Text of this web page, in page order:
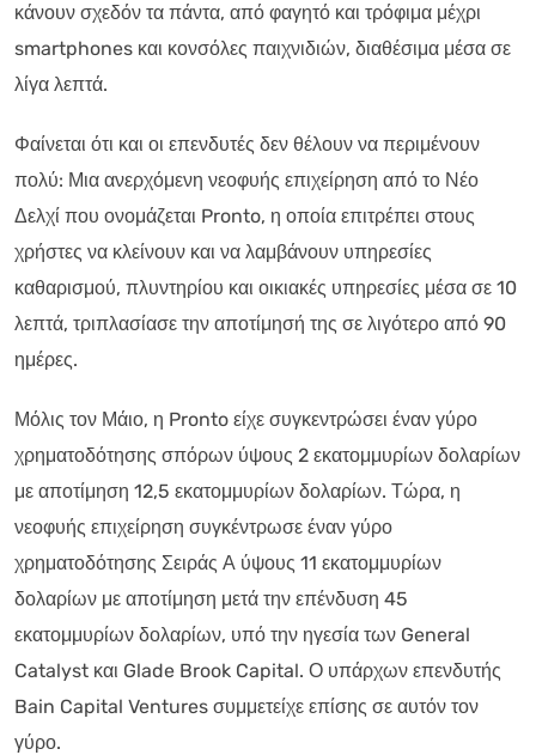
κάνουν σχεδόν τα πάντα, από φαγητό και τρόφιμα μέχρι
smartphones και κονσόλες παιχνιδιών, διαθέσιμα μέσα σε
λίγα λεπτά.
Φαίνεται ότι και οι επενδυτές δεν θέλουν να περιμένουν
πολύ: Μια ανερχόμενη νεοφυής επιχείρηση από το Νέο
Δελχί που ονομάζεται Pronto, η οποία επιτρέπει στους
χρήστες να κλείνουν και να λαμβάνουν υπηρεσίες
καθαρισμού, πλυντηρίου και οικιακές υπηρεσίες μέσα σε 10
λεπτά, τριπλασίασε την αποτίμησή της σε λιγότερο από 90
ημέρες.
Μόλις τον Μάιο, η Pronto είχε συγκεντρώσει έναν γύρο
χρηματοδότησης σπόρων ύψους 2 εκατομμυρίων δολαρίων
με αποτίμηση 12,5 εκατομμυρίων δολαρίων. Τώρα, η
νεοφυής επιχείρηση συγκέντρωσε έναν γύρο
χρηματοδότησης Σειράς Α ύψους 11 εκατομμυρίων
δολαρίων με αποτίμηση μετά την επένδυση 45
εκατομμυρίων δολαρίων, υπό την ηγεσία των General
Catalyst και Glade Brook Capital. Ο υπάρχων επενδυτής
Bain Capital Ventures συμμετείχε επίσης σε αυτόν τον
γύρο.